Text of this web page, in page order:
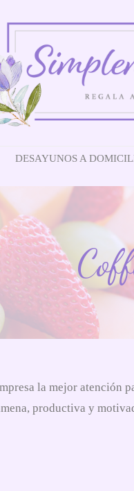
DESAYUNOS A
la mejor
productiva y